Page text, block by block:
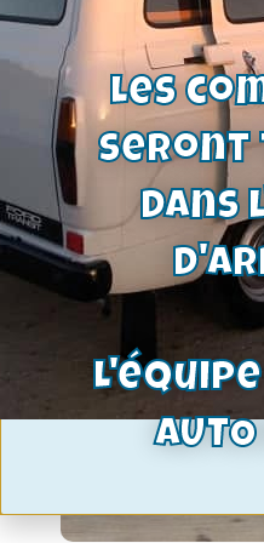
Voir
Les
seront
dans
L'équipe
AUTO